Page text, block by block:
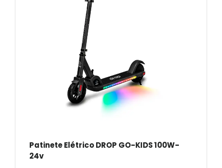
Patinete Elétrico DROP GO-KIDS 100W-
24v